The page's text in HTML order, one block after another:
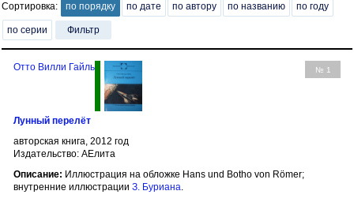
Сортировка: по порядку по дате по автору по названию по году
по серии Фильтр
№ 1
Отто Вилли Гайль
Лунный перелёт
авторская книга, 2012 год
Издательство: АЕлита
Описание: Иллюстрация на обложке Hans und Botho von Römer;
внутренние иллюстрации З. Буриана.